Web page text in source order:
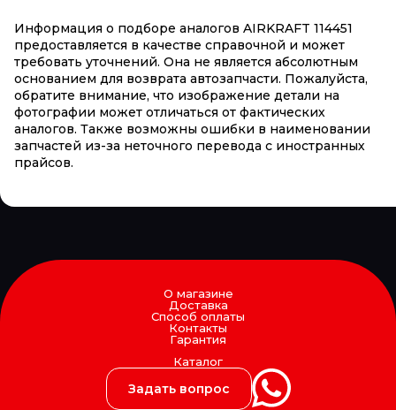
Информация о подборе аналогов AIRKRAFT 114451
предоставляется в качестве справочной и может
требовать уточнений. Она не является абсолютным
основанием для возврата автозапчасти. Пожалуйста,
обратите внимание, что изображение детали на
фотографии может отличаться от фактических
аналогов. Также возможны ошибки в наименовании
запчастей из-за неточного перевода с иностранных
прайсов.
О магазине
Доставка
Способ оплаты
Контакты
Гарантия
Каталог
Задать вопрос